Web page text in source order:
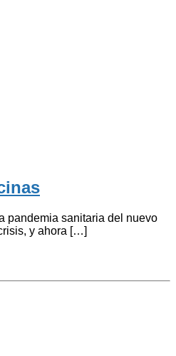
pandemia sanitaria del nuevo
y ahora […]